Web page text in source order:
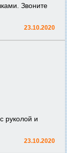
Звоните
23.10.2020
руколой и
23.10.2020